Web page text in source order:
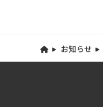
お知らせ